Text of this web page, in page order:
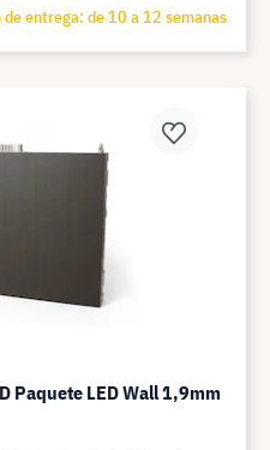
de entrega: de 10 a 12 semanas
Paquete LED Wall 1,9mm